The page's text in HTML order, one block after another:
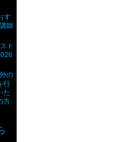
す
師
ト
の
行
た
方